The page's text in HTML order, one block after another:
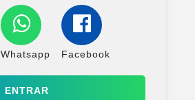
Whatsapp Facebook
ENTRAR